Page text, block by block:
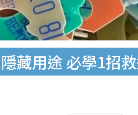
藏用途 必學1招